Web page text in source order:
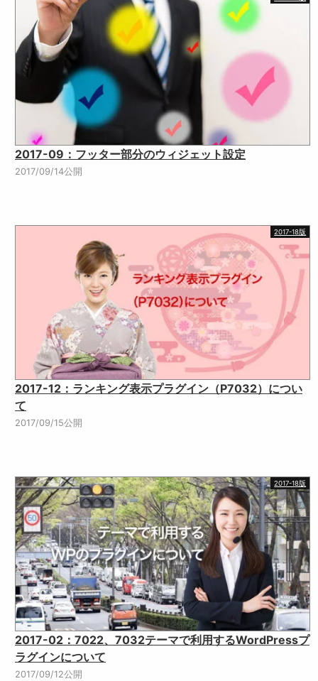
2017-09：フッター部分のウィジェット設定
2017/09/14公開
2017-18版
2017-12：ランキング表示プラグイン（P7032）につい
て
2017/09/15公開
2017-18版
2017-02：7022、7032テーマで利用するWordPressプ
ラグインについて
2017/09/12公開